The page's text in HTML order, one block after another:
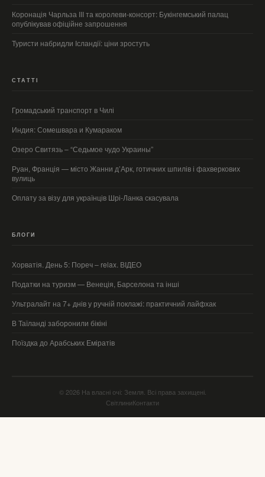
Коронація Чарльза III та королеви-консорт: Букінгемський палац
опублікував офіційне запрошення
Туристи набридли Ісландії: ціни зростуть
СТАТТІ
Громадський транспорт в Чилі
Индия: Сомешвара и Кумараком
Озеро Свитязь – “Седьмое чудо Украины”
Руан, Франція — місто Жанни д’Арк, готичних шпилів і фахверкових
вулиць
Оплату за візу для українців Шрі-Ланка скасувала
БЛОГИ
Хорватія. День 5: Пореч – relax. ВІДЕО
Податки на туризм — Венеція, Барселона та інші
Ультралайт на 7+ днів у ручній поклажі: практичний лайфхак
В Таїланді заборонили бікіні
Поїздка до Арабських Еміратів
© 2026 На власні очі: Земля. Всі права захищені.
СвітлиниКонтакти